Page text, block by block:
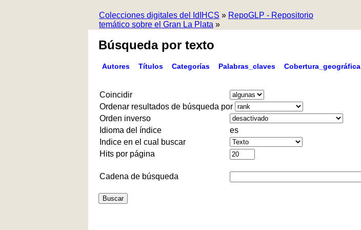
Colecciones digitales del IdIHCS » RepoGLP - Repositorio
temático sobre el Gran La Plata »
Búsqueda por texto
Autores Títulos Categorías Palabras_claves Cobertura_geográfica
Coincidir
Ordenar resultados de búsqueda por
Orden inverso
Idioma del índice
es
Indice en el cual buscar
Hits por página
Cadena de búsqueda